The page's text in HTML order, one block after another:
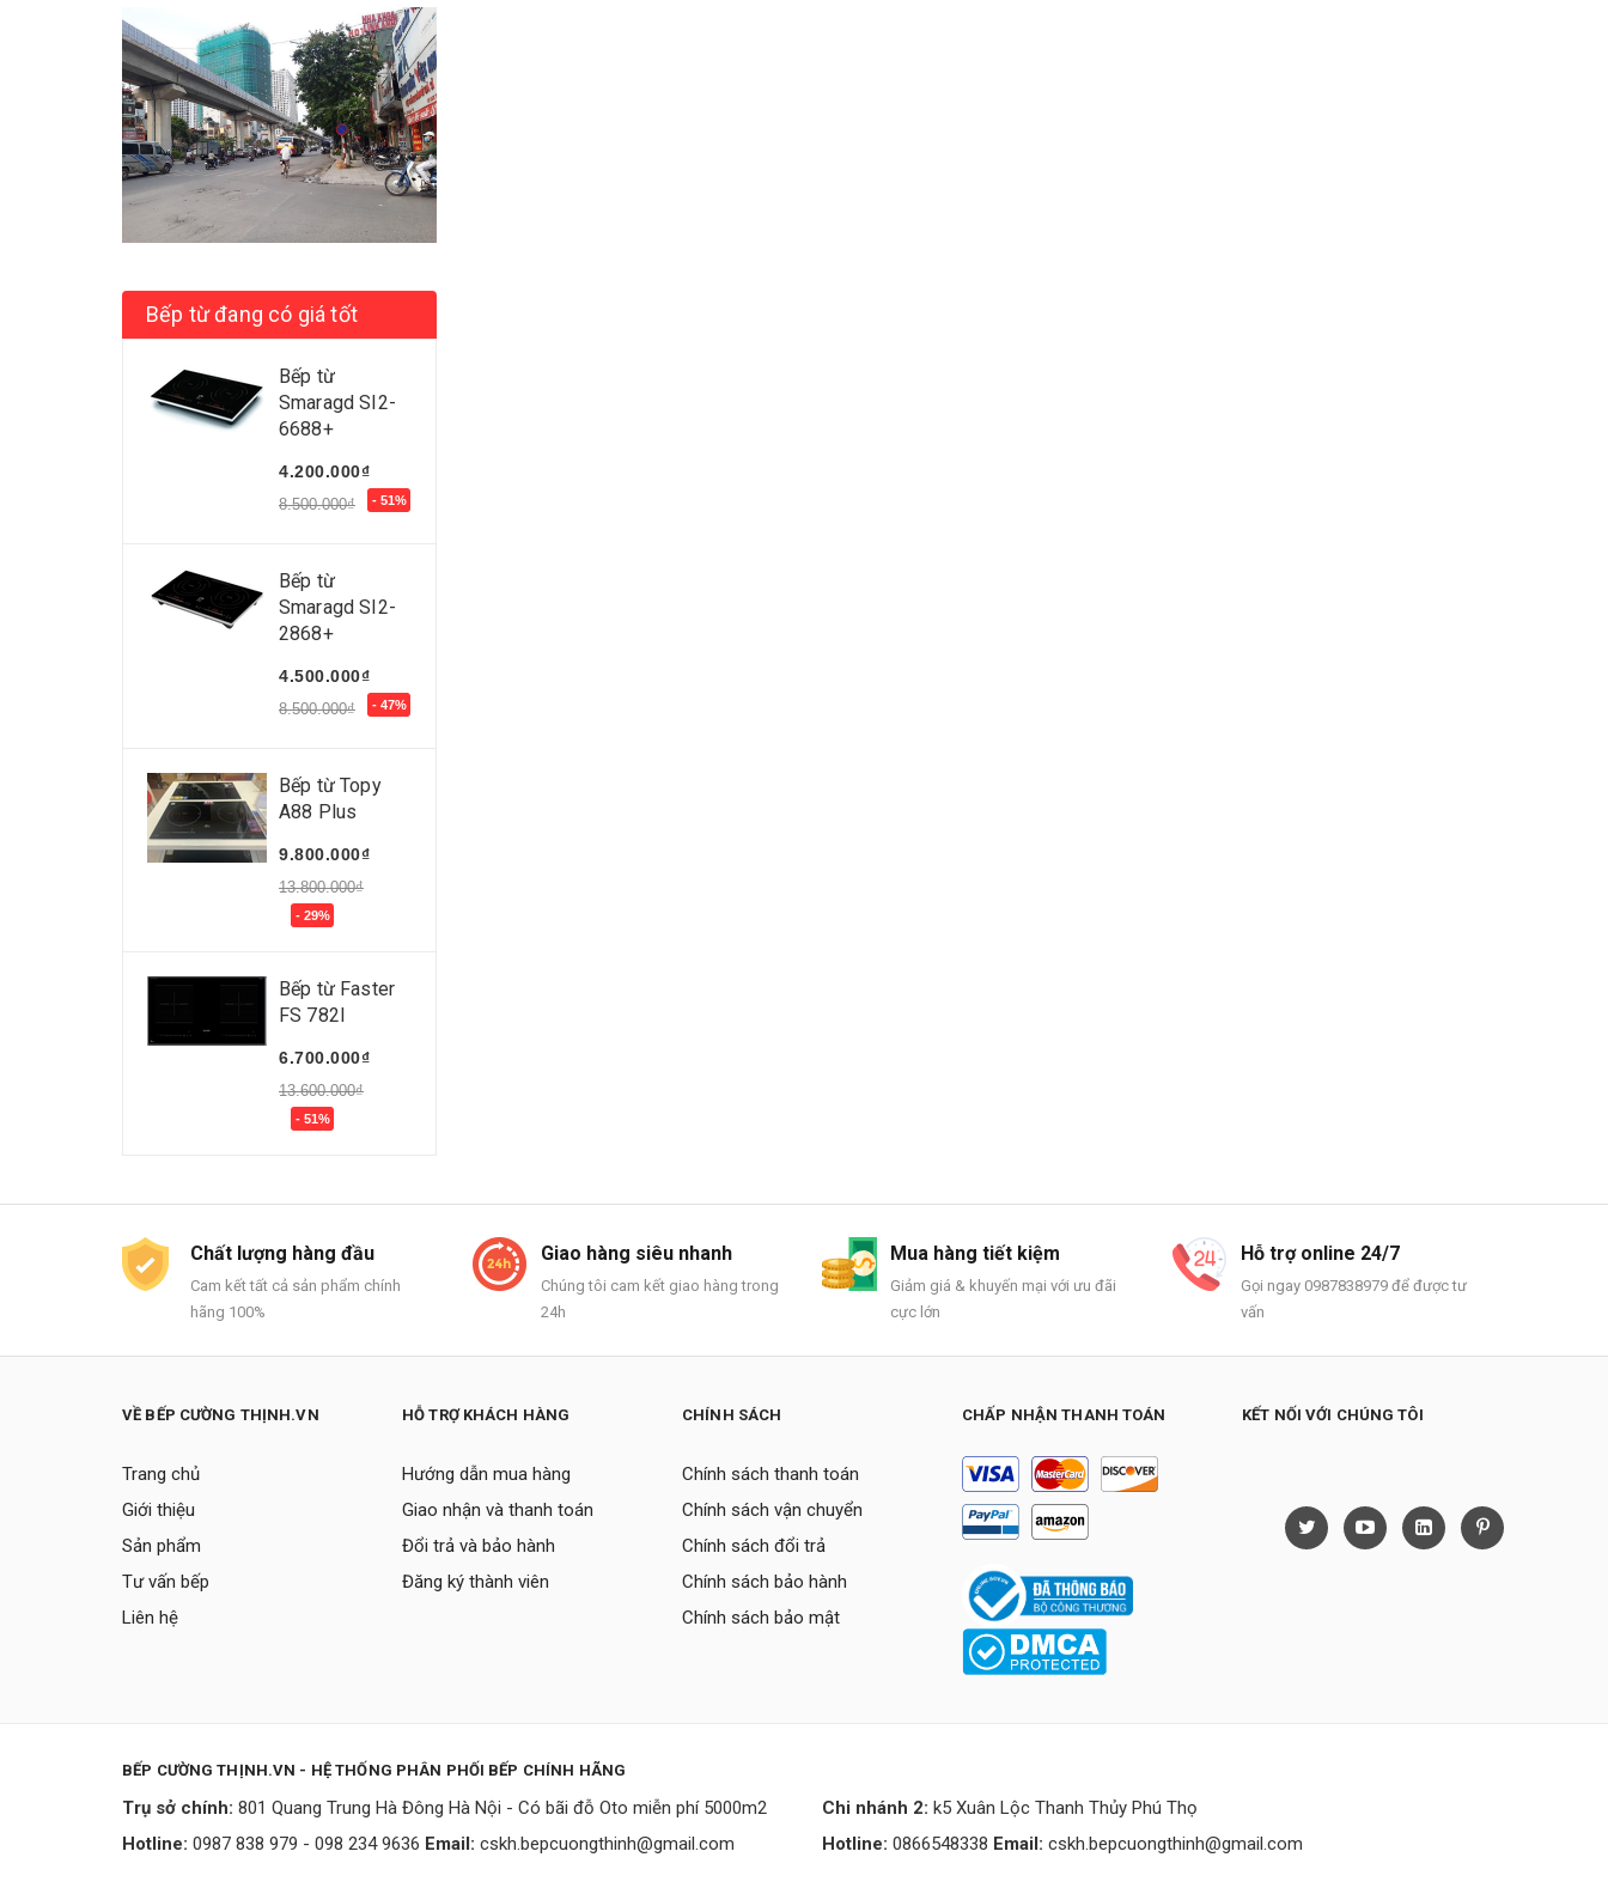
Bếp từ đang có giá tốt
Bếp từ
Smaragd SI2-
6688+
4.200.000₫
8.500.000₫ - 51%
Bếp từ
Smaragd SI2-
2868+
4.500.000₫
8.500.000₫ - 47%
Bếp từ Topy
A88 Plus
9.800.000₫
13.800.000₫
- 29%
Bếp từ Faster
FS 782I
6.700.000₫
13.600.000₫
- 51%
Chất lượng hàng đầu
Cam kết tất cả sản phẩm chính
hãng 100%
Giao hàng siêu nhanh
Chúng tôi cam kết giao hàng trong
24h
Mua hàng tiết kiệm
Giảm giá & khuyến mại với ưu đãi
cực lớn
Hỗ trợ online 24/7
Gọi ngay 0987838979 để được tư
vấn
VỀ BẾP CƯỜNG THỊNH.VN
Trang chủ
Giới thiệu
Sản phẩm
Tư vấn bếp
Liên hệ
HỖ TRỢ KHÁCH HÀNG
Hướng dẫn mua hàng
Giao nhận và thanh toán
Đổi trả và bảo hành
Đăng ký thành viên
CHÍNH SÁCH
Chính sách thanh toán
Chính sách vận chuyển
Chính sách đổi trả
Chính sách bảo hành
Chính sách bảo mật
CHẤP NHẬN THANH TOÁN KẾT NỐI VỚI CHÚNG TÔI
BẾP CƯỜNG THỊNH.VN - HỆ THỐNG PHÂN PHỐI BẾP CHÍNH HÃNG
Trụ sở chính: 801 Quang Trung Hà Đông Hà Nội - Có bãi đỗ Oto miễn phí 5000m2
Hotline: 0987 838 979 - 098 234 9636 Email: cskh.bepcuongthinh@gmail.com
Chi nhánh 2: k5 Xuân Lộc Thanh Thủy Phú Thọ
Hotline: 0866548338 Email: cskh.bepcuongthinh@gmail.com